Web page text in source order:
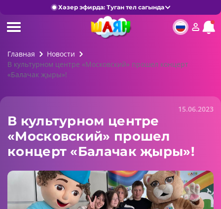
Хәзер эфирда: Туган тел сагында
Главная
Новости
В культурном центре «Московский» прошел концерт
«Балачак җыры»!
15.06.2023
В культурном центре
«Московский» прошел
концерт «Балачак җыры»!